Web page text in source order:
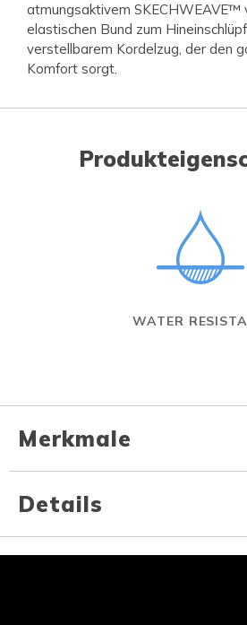
atmungsaktivem SKECHWEAVE™
elastischen Bund zum
verstellbarem Kordelzug, der den
Komfort sorgt.
WATER
Merkmale
Details